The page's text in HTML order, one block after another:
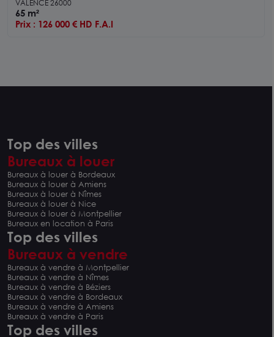
VALENCE 26000
65 m²
Prix : 126 000 € HD F.A.I
Top des villes
Bureaux à louer
Bureaux à louer à Bordeaux
Bureaux à louer à Amiens
Bureaux à louer à Nîmes
Bureaux à louer à Nice
Bureaux à louer à Montpellier
Bureaux en location à Paris
Top des villes
Bureaux à vendre
Bureaux à vendre à Montpellier
Bureaux à vendre à Nîmes
Bureaux à vendre à Béziers
Bureaux à vendre à Bordeaux
Bureaux à vendre à Amiens
Bureaux à vendre à Paris
Top des villes